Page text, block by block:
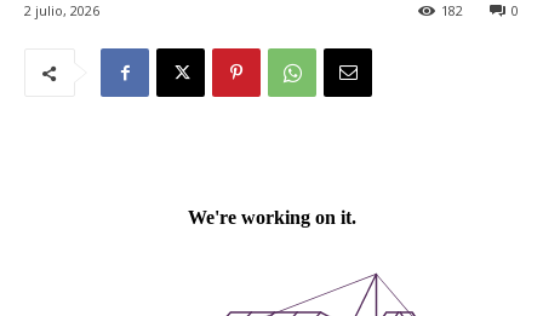
2 julio, 2026 0
182